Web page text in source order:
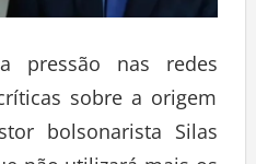
pressão nas redes
sobre a origem
bolsonarista Silas